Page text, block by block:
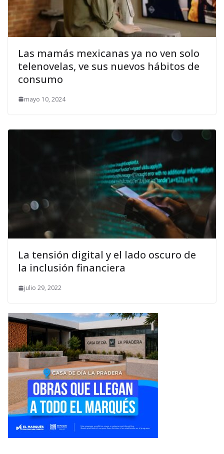
Las mamás mexicanas ya no ven solo
telenovelas, ve sus nuevos hábitos de
consumo
mayo 10, 2024
La tensión digital y el lado oscuro de
la inclusión financiera
julio 29, 2022